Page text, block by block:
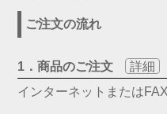
ご注文の流れ
1．商品のご注文
詳細
インターネットまたは